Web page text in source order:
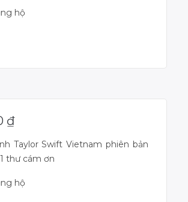
hộ
₫
Taylor Swift Vietnam phiên bản
thư cám ơn
hộ